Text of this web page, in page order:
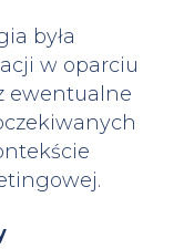
była
w oparciu
ewentualne